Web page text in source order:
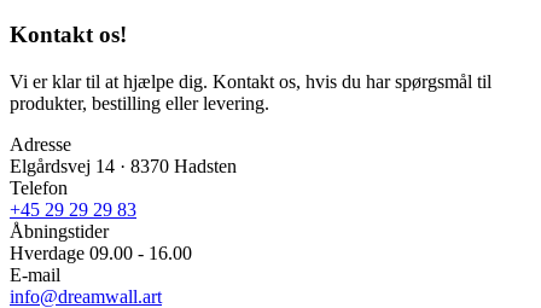
Kontakt os!
Vi er klar til at hjælpe dig. Kontakt os, hvis du har spørgsmål til
produkter, bestilling eller levering.
Adresse
Elgårdsvej 14 · 8370 Hadsten
Telefon
+45 29 29 29 83
Åbningstider
Hverdage 09.00 - 16.00
E-mail
info@dreamwall.art